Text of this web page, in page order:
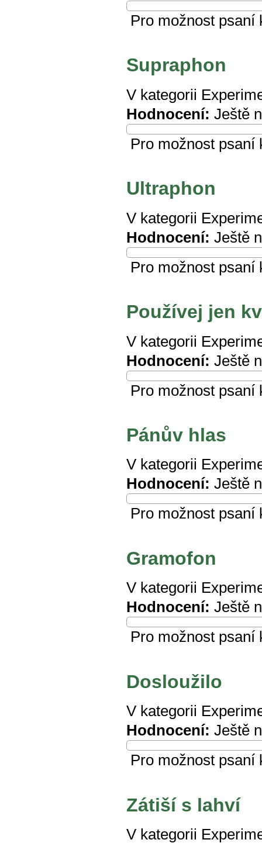
Pro možnost
Supraphon
V kategorii
Hodnocení: Ještě
Pro možnost
Ultraphon
V kategorii
Hodnocení: Ještě
Pro možnost
Používej jen
V kategorii
Hodnocení: Ještě
Pro možnost
Pánův hlas
V kategorii
Hodnocení: Ještě
Pro možnost
Gramofon
V kategorii
Hodnocení: Ještě
Pro možnost
Dosloužilo
V kategorii
Hodnocení: Ještě
Pro možnost
Zátiší s lahví
V kategorii